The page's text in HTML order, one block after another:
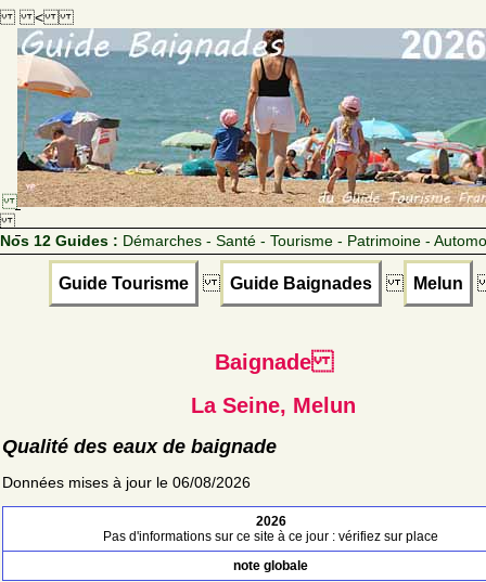
<
Nos 12 Guides : Démarches - Santé - Tourisme - Patrimoine -
Guide Tourisme Guide Baignades Melun
Baignade
La Seine, Melun
Qualité des eaux de baignade
Données mises à jour le 06/08/2026
2026
Pas d'informations sur ce site à ce jour : vérifiez sur place
note globale